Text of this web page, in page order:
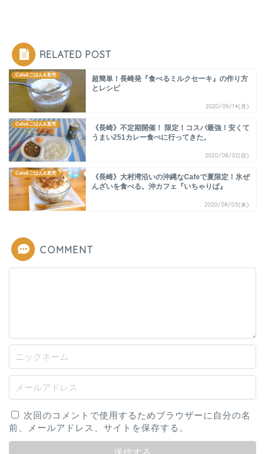
RELATED POST
Cafe&ごはん&直売
超簡単！長崎発『食べるミルクセーキ』の作り方
とレシピ
2020/09/14(月)
Cafe&ごはん&直売
《長崎》不定期開催！ 限定！コスパ最強！安くて
うまい251カレー食べに行ってきた。
2020/08/02(日)
Cafe&ごはん&直売
《長崎》大村湾沿いの沖縄なCafeで夏限定！氷ぜ
んざいを食べる。沖カフェ『いちゃりば』
2020/08/05(水)
COMMENT
次回のコメントで使用するためブラウザーに自分の名
前、メールアドレス、サイトを保存する。